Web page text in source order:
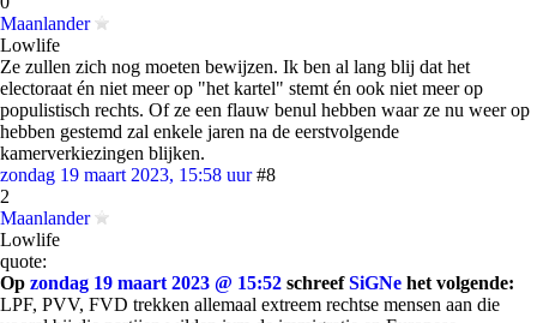
Maanlander
Lowlife
Ze zullen zich nog moeten bewijzen. Ik ben al lang blij dat het
electoraat én niet meer op "het kartel" stemt én ook niet meer op
populistisch rechts. Of ze een flauw benul hebben waar ze nu weer op
hebben gestemd zal enkele jaren na de eerstvolgende
kamerverkiezingen blijken.
zondag 19 maart 2023, 15:58 uur #8
2
Maanlander
Lowlife
quote:
Op zondag 19 maart 2023 @ 15:52 schreefSiGNe het volgende:
LPF, PVV, FVD trekken allemaal extreem rechtse mensen aan die